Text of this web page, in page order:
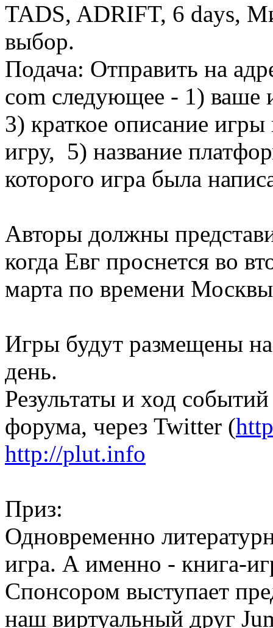
TADS, ADRIFT, 6 days,
выбор.
Подача: Отправить на
com следующее - 1) ваше
3) краткое описание
игру, 5) название
которого игра была
Авторы должны
когда Евг проснется во
марта по времени
Игры будут размещены
день.
Результаты и ход
форума, через Twitter (
http://plut.info
Приз:
Одновременно
игра. А именно - книга-
Спонсором выступает
наш виртуальный друг